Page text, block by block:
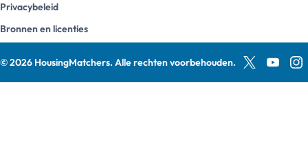
Privacybeleid
Bronnen en licenties
©2026 HousingMatchers. Alle rechten voorbehouden.